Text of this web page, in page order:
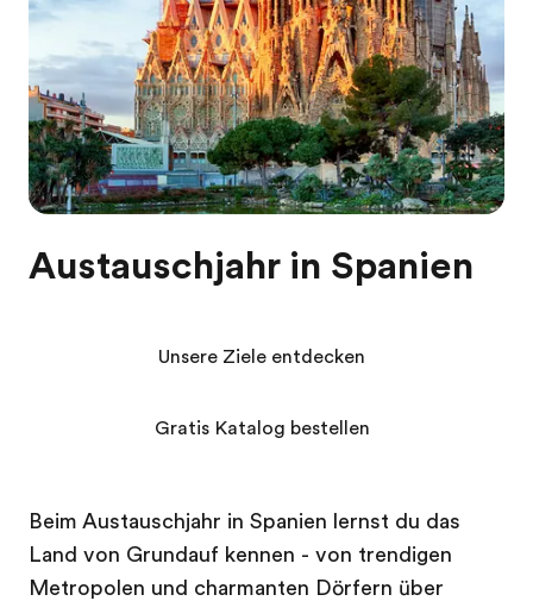
Wer wir sind
Karriere
Teil des Teams werden
Austauschjahr in Spanien
Beim Austauschjahr in Spanien lernst du das
Land von Grundauf kennen - von trendigen
Metropolen und charmanten Dörfern über
Unsere Ziele entdecken
Gratis Katalog bestellen